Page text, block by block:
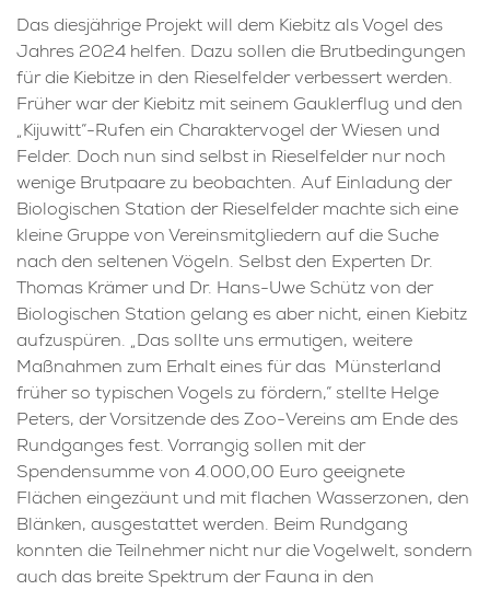
Das diesjährige Projekt will dem Kiebitz als Vogel des
Jahres 2024 helfen. Dazu sollen die Brutbedingungen
für die Kiebitze in den Rieselfelder verbessert werden.
Früher war der Kiebitz mit seinem Gauklerflug und den
„Kijuwitt“-Rufen ein Charaktervogel der Wiesen und
Felder. Doch nun sind selbst in Rieselfelder nur noch
wenige Brutpaare zu beobachten. Auf Einladung der
Biologischen Station der Rieselfelder machte sich eine
kleine Gruppe von Vereinsmitgliedern auf die Suche
nach den seltenen Vögeln. Selbst den Experten Dr.
Thomas Krämer und Dr. Hans-Uwe Schütz von der
Biologischen Station gelang es aber nicht, einen Kiebitz
aufzuspüren. „Das sollte uns ermutigen, weitere
Maßnahmen zum Erhalt eines für das Münsterland
früher so typischen Vogels zu fördern,“ stellte Helge
Peters, der Vorsitzende des Zoo-Vereins am Ende des
Rundganges fest. Vorrangig sollen mit der
Spendensumme von 4.000,00 Euro geeignete
Flächen eingezäunt und mit flachen Wasserzonen, den
Blänken, ausgestattet werden. Beim Rundgang
konnten die Teilnehmer nicht nur die Vogelwelt, sondern
auch das breite Spektrum der Fauna in den